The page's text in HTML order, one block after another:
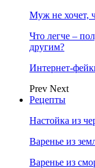
Муж не хочет,
Что легче –
другим?
Интернет-
Prev Next
Рецепты
Настойка из
Варенье из
Варенье из